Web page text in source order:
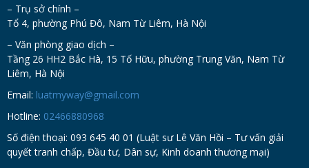
– Trụ sở chính –
Tổ 4, phường Phú Đô, Nam Từ Liêm, Hà Nội
– Văn phòng giao dịch –
Tầng 26 HH2 Bắc Hà, 15 Tố Hữu, phường Trung Văn, Nam Từ
Liêm, Hà Nội
Email: luatmyway@gmail.com
Hotline: 02466880968
Số điện thoại: 093 645 40 01 (Luật sư Lê Văn Hồi – Tư vấn giải
quyết tranh chấp, Đầu tư, Dân sự, Kinh doanh thương mại)